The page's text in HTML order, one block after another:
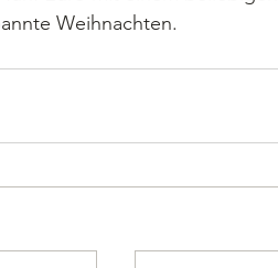
Weihnachten.